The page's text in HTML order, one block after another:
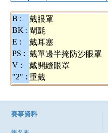
B : 戴眼罩
BK : 閘氈
E :
戴耳塞
PS : 戴單邊半掩防沙眼罩
V :
戴開縫眼罩
"2" : 重戴
賽事資料